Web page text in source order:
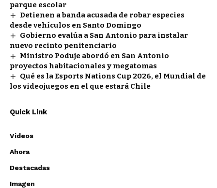
parque escolar
Detienen a banda acusada de robar especies
desde vehículos en Santo Domingo
Gobierno evalúa a San Antonio para instalar
nuevo recinto penitenciario
Ministro Poduje abordó en San Antonio
proyectos habitacionales y megatomas
Qué es la Esports Nations Cup 2026, el Mundial de
los videojuegos en el que estará Chile
Quick Link
Videos
Ahora
Destacadas
Imagen